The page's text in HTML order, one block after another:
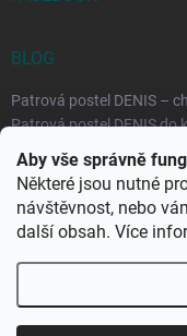
Aby vše správně
Některé jsou nutné
návštěvnost, nebo
další obsah. Více
BLOG
Patrová postel DENIS –
Patrová postel DENIS do
Rozkládací postele
každodenní spaní
Rozkládací postel, která
Copyright 2026DK-